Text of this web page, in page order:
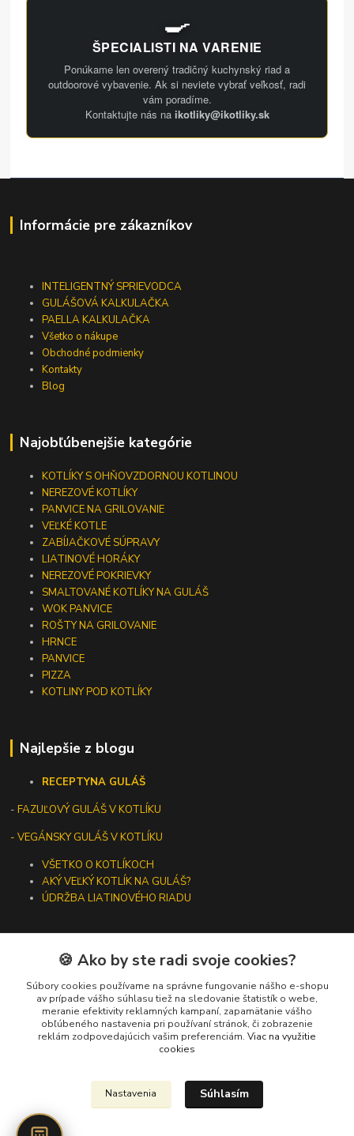
🍳
ŠPECIALISTI NA VARENIE
Ponúkame len overený tradičný kuchynský riad a
outdoorové vybavenie. Ak si neviete vybrať veľkosť, radi
vám poradíme.
Kontaktujte nás na ikotliky@ikotliky.sk
Informácie pre zákazníkov
INTELIGENTNÝ SPRIEVODCA
GULÁŠOVÁ KALKULAČKA
PAELLA KALKULAČKA
Všetko o nákupe
Obchodné podmienky
Kontakty
Blog
Najobľúbenejšie kategórie
KOTLÍKY S OHŇOVZDORNOU KOTLINOU
NEREZOVÉ KOTLÍKY
PANVICE NA GRILOVANIE
VEĽKÉ KOTLE
ZABÍJAČKOVÉ SÚPRAVY
LIATINOVÉ HORÁKY
NEREZOVÉ POKRIEVKY
SMALTOVANÉ KOTLÍKY NA GULÁŠ
WOK PANVICE
ROŠTY NA GRILOVANIE
HRNCE
PANVICE
PIZZA
KOTLINY POD KOTLÍKY
Najlepšie z blogu
RECEPTYNA GULÁŠ
-FAZUĽOVÝ GULÁŠ V KOTLÍKU
- VEGÁNSKY GULÁŠ V KOTLÍKU
VŠETKO O KOTLÍKOCH
AKÝ VEĽKÝ KOTLÍK NA GULÁŠ?
ÚDRŽBA LIATINOVÉHO RIADU
Kontakty
+421 919 275 553
(Po-Pia, 10-13 hod.)
🍪 Ako by ste radi svoje cookies?
Súbory cookies používame na správne fungovanie nášho e-shopu
av prípade vášho súhlasu tiež na sledovanie štatistík o webe,
meranie efektivity reklamných kampaní, zapamätanie vášho
obľúbeného nastavenia pri používaní stránok, či zobrazenie
reklám zodpovedajúcich vašim preferenciám. Viac na využitie
cookies
Nastavenia Súhlasím